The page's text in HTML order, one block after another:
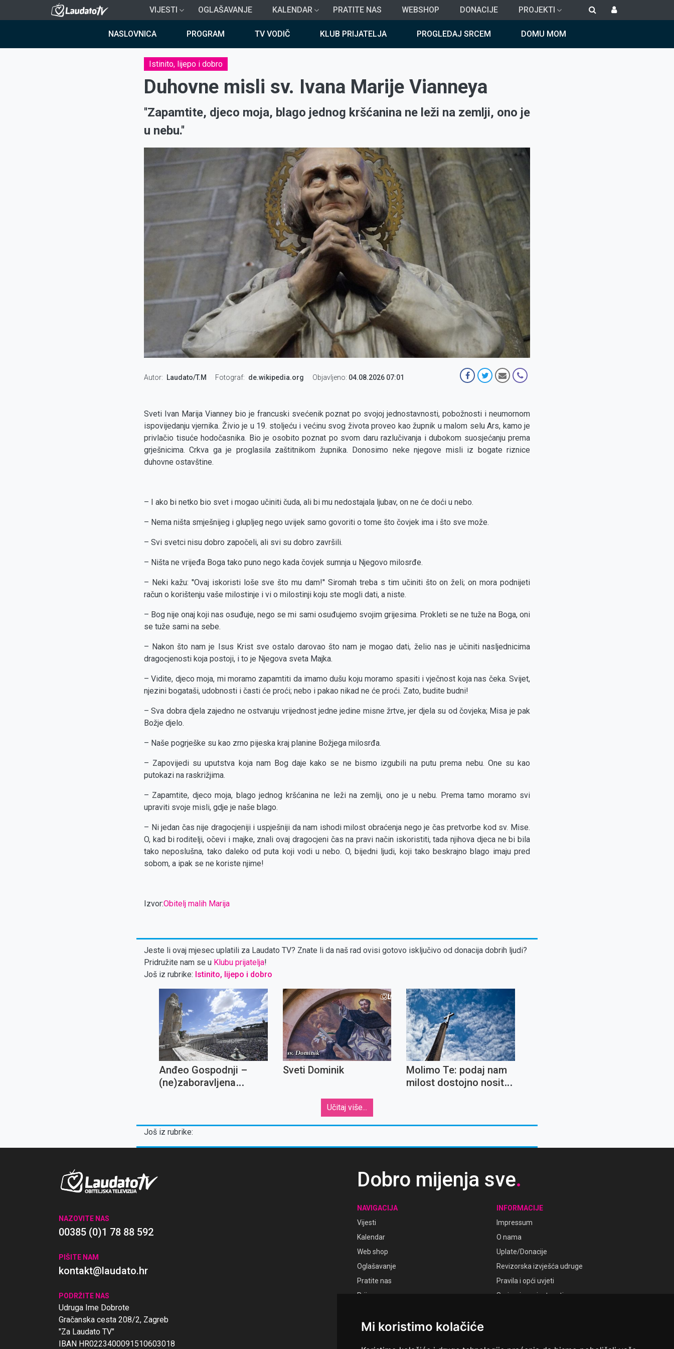
Mi koristimo kolačiće
na
VIJESTI OGLAŠAVANJE KALENDAR PRATITE NAS WEBSHOP DONACIJE PROJEKTI
NASLOVNICA PROGRAM TV VODIČ KLUB PRIJATELJA PROGLEDAJ SRCEM DOMU MOM
Istinito, lijepo i dobro
Duhovne misli sv. Ivana Marije Vianneya
''Zapamtite, djeco moja, blago jednog kršćanina ne leži na zemlji, ono je
u nebu.''
Autor Laudato/T.M Fotograf de.wikipedia.org Objavljeno: 04.08.2026 07:01
Sveti Ivan Marija Vianney bio je francuski svećenik poznat po svojoj jednostavnosti, pobožnosti i neumornom
ispovijedanju vjernika. Živio je u 19. stoljeću i većinu svog života proveo kao župnik u malom selu Ars, kamo je
privlačio tisuće hodočasnika. Bio je osobito poznat po svom daru razlučivanja i dubokom suosjećanju prema
grješnicima. Crkva ga je proglasila zaštitnikom župnika. Donosimo neke njegove misli iz bogate riznice
duhovne ostavštine.
– I ako bi netko bio svet i mogao učiniti čuda, ali bi mu nedostajala ljubav, on ne će doći u nebo.
– Nema ništa smješnijeg i glupljeg nego uvijek samo govoriti o tome što čovjek ima i što sve može.
– Svi svetci nisu dobro započeli, ali svi su dobro završili.
– Ništa ne vrijeđa Boga tako puno nego kada čovjek sumnja u Njegovo milosrđe.
– Neki kažu: ''Ovaj iskoristi loše sve što mu dam!'' Siromah treba s tim učiniti što on želi; on mora podnijeti
račun o korištenju vaše milostinje i vi o milostinji koju ste mogli dati, a niste.
– Bog nije onaj koji nas osuđuje, nego se mi sami osuđujemo svojim grijesima. Prokleti se ne tuže na Boga, oni
se tuže sami na sebe.
– Nakon što nam je Isus Krist sve ostalo darovao što nam je mogao dati, želio nas je učiniti nasljednicima
dragocjenosti koja postoji, i to je Njegova sveta Majka.
– Vidite, djeco moja, mi moramo zapamtiti da imamo dušu koju moramo spasiti i vječnost koja nas čeka. Svijet,
njezini bogataši, udobnosti i časti će proći; nebo i pakao nikad ne će proći. Zato, budite budni!
– Sva dobra djela zajedno ne ostvaruju vrijednost jedne jedine misne žrtve, jer djela su od čovjeka; Misa je pak
Božje djelo.
– Naše pogrješke su kao zrno pijeska kraj planine Božjega milosrđa.
– Zapovijedi su uputstva koja nam Bog daje kako se ne bismo izgubili na putu prema nebu. One su kao
putokazi na raskrižjima.
– Zapamtite, djeco moja, blago jednog kršćanina ne leži na zemlji, ono je u nebu. Prema tamo moramo svi
upraviti svoje misli, gdje je naše blago.
– Ni jedan čas nije dragocjeniji i uspješniji da nam ishodi milost obraćenja nego je čas pretvorbe kod sv. Mise.
O, kad bi roditelji, očevi i majke, znali ovaj dragocjeni čas na pravi način iskoristiti, tada njihova djeca ne bi bila
tako neposlušna, tako daleko od puta koji vodi u nebo. O, bijedni ljudi, koji tako beskrajno blago imaju pred
sobom, a ipak se ne koriste njime!
Izvor:Obitelj malih Marija
Jeste li ovaj mjesec uplatili za Laudato TV? Znate li da naš rad ovisi gotovo isključivo od donacija dobrih ljudi?
Pridružite nam se u Klubu prijatelja!
Još iz rubrike: Istinito, lijepo i dobro
Anđeo Gospodnji –
(ne)zaboravljena
Sveti Dominik
Molimo Te: podaj nam
milost dostojno nositi
Učitaj više...
Još iz rubrike:
NAZOVITE NAS
00385 (0)1 78 88 592
PIŠITE NAM
kontakt@laudato.hr
PODRŽITE NAS
Udruga Ime Dobrote
Gračanska cesta 208/2, Zagreb
"Za Laudato TV"
IBAN HR0223400091510603018
Dobro mijenja sve.
NAVIGACIJA
Vijesti
Kalendar
Web shop
Oglašavanje
Pratite nas
Prijava
INFORMACIJE
Impressum
O nama
Uplate/Donacije
Revizorska izvješća udruge
Pravila i opći uvjeti
Smjernice privatnosti